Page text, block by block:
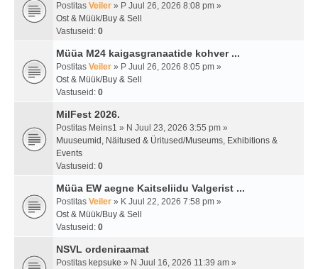
Postitas Veiler » P Juul 26, 2026 8:08 pm »
Ost & Müük/Buy & Sell
Vastuseid: 0
Müüa M24 kaigasgranaatide kohver ...
Postitas Veiler » P Juul 26, 2026 8:05 pm »
Ost & Müük/Buy & Sell
Vastuseid: 0
MilFest 2026.
Postitas Meins1 » N Juul 23, 2026 3:55 pm »
Muuseumid, Näitused & Üritused/Museums, Exhibitions &
Events
Vastuseid: 0
Müüa EW aegne Kaitseliidu Valgerist ...
Postitas Veiler » K Juul 22, 2026 7:58 pm »
Ost & Müük/Buy & Sell
Vastuseid: 0
NSVL ordeniraamat
Postitas kepsuke » N Juul 16, 2026 11:39 am »